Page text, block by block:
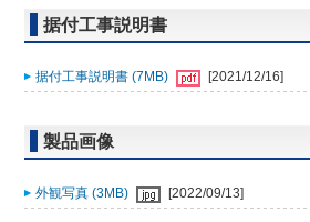
据付工事説明書
据付工事説明書 (7MB) [2021/12/16]
製品画像
外観写真 (3MB) [2022/09/13]